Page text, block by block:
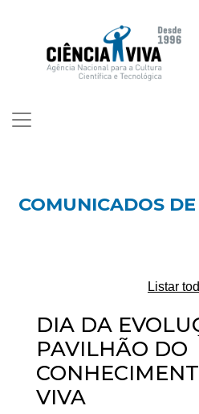
COMUNICADOS
Listar
DIA DA
PAVILHÃO DO
VIVA